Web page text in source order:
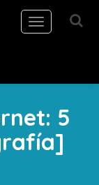
Toggle
navigation
5